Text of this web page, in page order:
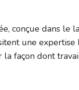
conçue dans le
une
la façon dont